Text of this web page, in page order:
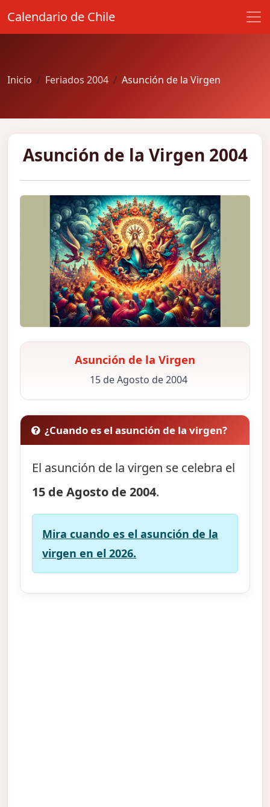
Calendario de Chile
Inicio Feriados 2004 Asunción de la Virgen
Asunción de la Virgen 2004
Asunción de la Virgen
15 de Agosto de 2004
¿Cuando es el asunción de la virgen?
El asunción de la virgen se celebra el
15 de Agosto de 2004.
Mira cuando es el asunción de la
virgen en el 2026.